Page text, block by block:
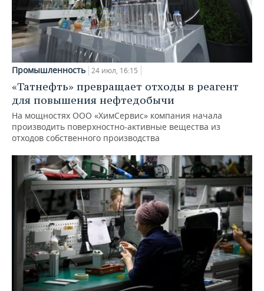
Промышленность 24 июл, 16:15
«Татнефть» превращает отходы в реагент
для повышения нефтедобычи
На мощностях ООО «ХимСервис» компания начала
производить поверхностно-активные вещества из
отходов собственного производства